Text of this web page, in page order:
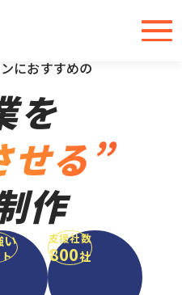
豊富だから安心／
におすすめの
を
せる”
作
い 支援社数
800社